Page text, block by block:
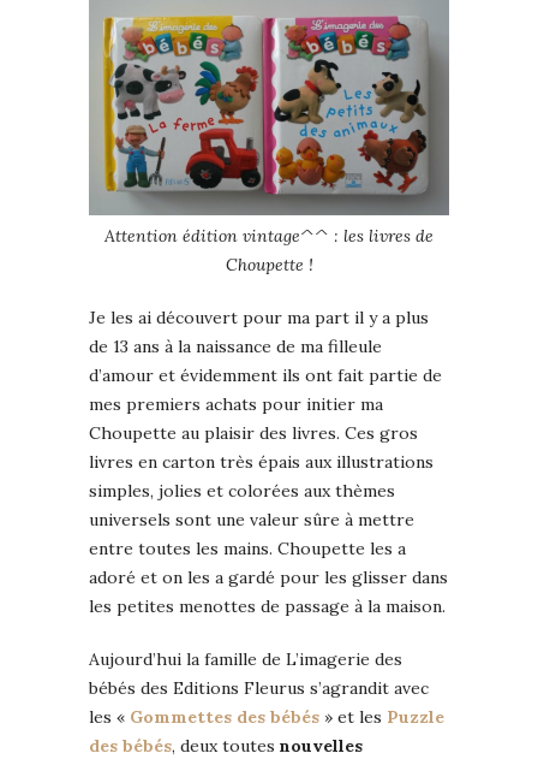
Attention édition vintage^^ : les livres de
Choupette !
Je les ai découvert pour ma part il y a plus
de 13 ans à la naissance de ma filleule
d’amour et évidemment ils ont fait partie de
mes premiers achats pour initier ma
Choupette au plaisir des livres. Ces gros
livres en carton très épais aux illustrations
simples, jolies et colorées aux thèmes
universels sont une valeur sûre à mettre
entre toutes les mains. Choupette les a
adoré et on les a gardé pour les glisser dans
les petites menottes de passage à la maison.
Aujourd’hui la famille de L’imagerie des
bébés des Editions Fleurus s’agrandit avec
les « Gommettes des bébés » et les Puzzle
des bébés, deux toutes nouvelles